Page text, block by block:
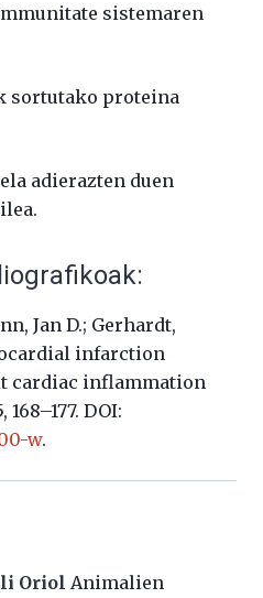
sistemaren
sortutako proteina
adierazten duen
Jan D.; Gerhardt,
infarction
cardiac inflammation
168–177. DOI:
w.
Oriol Animalien